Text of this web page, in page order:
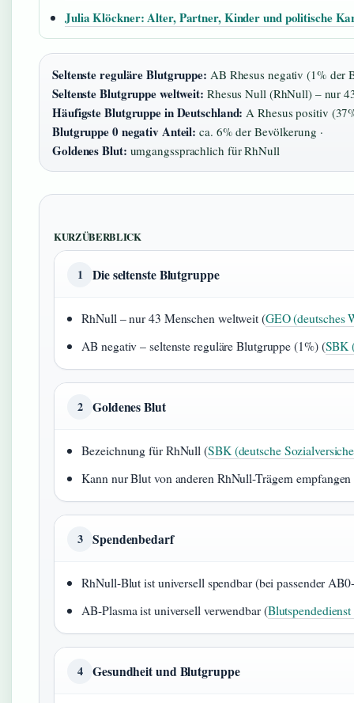
Julia Klöckner: Alter, Partner, Kinder und politische
Seltenste reguläre Blutgruppe: AB Rhesus negativ (1% der
Seltenste Blutgruppe weltweit: Rhesus Null (RhNull) – nur
Häufigste Blutgruppe in Deutschland: A Rhesus positiv
Blutgruppe 0 negativ Anteil: ca. 6% der Bevölkerung ·
Goldenes Blut: umgangssprachlich für RhNull
KURZÜBERBLICK
1 Die seltenste Blutgruppe
RhNull – nur 43 Menschen weltweit (GEO (deutsches
AB negativ – seltenste reguläre Blutgruppe (1%) (SBK
2 Goldenes Blut
Bezeichnung für RhNull (SBK (deutsche
Kann nur Blut von anderen RhNull-Trägern
3 Spendenbedarf
RhNull-Blut ist universell spendbar (bei passender
AB-Plasma ist universell verwendbar (
4 Gesundheit und Blutgruppe